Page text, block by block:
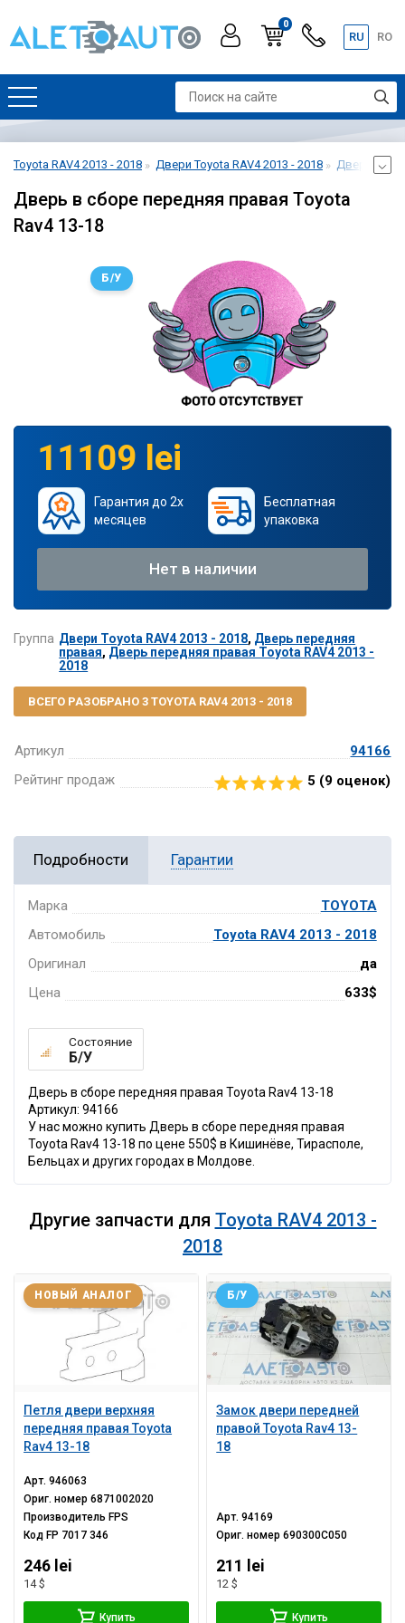
0
RU RO
Toyota RAV4 2013 - 2018 Двери Toyota RAV4 2013 - 2018 Дверь
Дверь в сборе передняя правая Toyota
Rav4 13-18
Б/У
Артикул
94166
Рейтинг продаж
5 (9 оценок)
11109 lei
Гарантия до 2х
месяцев
Бесплатная
упаковка
Нет в наличии
Группа Двери Toyota RAV4 2013 - 2018, Дверь передняя
правая, Дверь передняя правая Toyota RAV4 2013 -
2018
ВСЕГО РАЗОБРАНО 3 TOYOTA RAV4 2013 - 2018
Подробности Гарантии
Марка
TOYOTA
Автомобиль
Toyota RAV4 2013 - 2018
Оригинал
да
Цена
633$
Состояние
Б/У
Дверь в сборе передняя правая Toyota Rav4 13-18
Артикул: 94166
У нас можно купить Дверь в сборе передняя правая
Toyota Rav4 13-18 по цене 550$ в Кишинёве, Тирасполе,
Бельцах и других городах в Молдове.
Другие запчасти для Toyota RAV4 2013 -
2018
Петля двери верхняя
передняя правая Toyota
Rav4 13-18
НОВЫЙ АНАЛОГ
Арт.946063
Ориг. номер6871002020
Производитель FPS
Код FP 7017 346
246 lei
14 $
Купить
Замок двери передней
правой Toyota Rav4 13-
18
Б/У
Арт.94169
Ориг. номер690300C050
211 lei
12 $
Купить